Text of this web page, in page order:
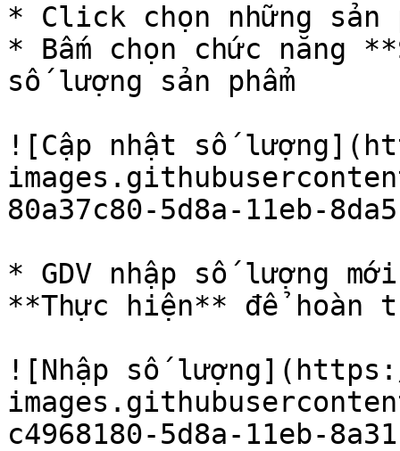
* Click chọn những sản
* Bấm chọn chức năng
số lượng sản phẩm
![Cập nhật số
80a37c80-5d8a-11eb-
* GDV nhập số lượng
**Thực hiện** để hoàn
![Nhập số
c4968180-5d8a-11eb-